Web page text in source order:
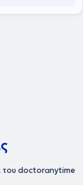
του doctoranytime